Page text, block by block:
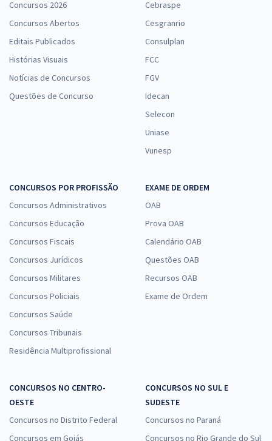
Concursos 2026
Concursos Abertos
Editais Publicados
Histórias Visuais
Notícias de Concursos
Questões de Concurso
Cebraspe
Cesgranrio
Consulplan
FCC
FGV
Idecan
Selecon
Uniase
Vunesp
CONCURSOS POR PROFISSÃO
Concursos Administrativos
Concursos Educação
Concursos Fiscais
Concursos Jurídicos
Concursos Militares
Concursos Policiais
Concursos Saúde
Concursos Tribunais
Residência Multiprofissional
EXAME DE ORDEM
OAB
Prova OAB
Calendário OAB
Questões OAB
Recursos OAB
Exame de Ordem
CONCURSOS NO CENTRO-
OESTE
Concursos no Distrito Federal
Concursos em Goiás
CONCURSOS NO SUL E
SUDESTE
Concursos no Paraná
Concursos no Rio Grande do Sul